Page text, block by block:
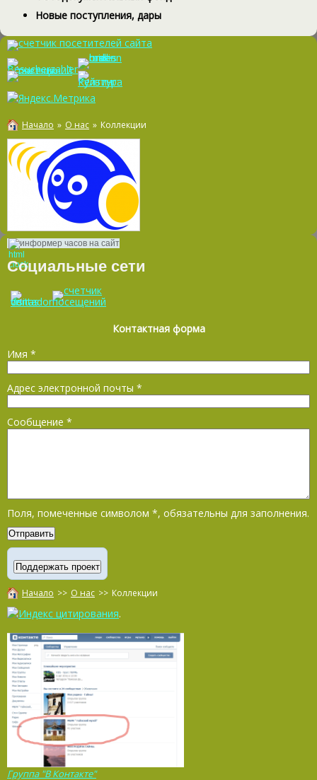
Новые поступления, дары
Начало » О нас » Коллекции
информер часов на сайт
Социальные сети
Контактная форма
Имя *
Адрес электронной почты *
Сообщение *
Поля, помеченные символом *, обязательны для заполнения.
Начало >> О нас >> Коллекции
.
Группа "В Контакте"